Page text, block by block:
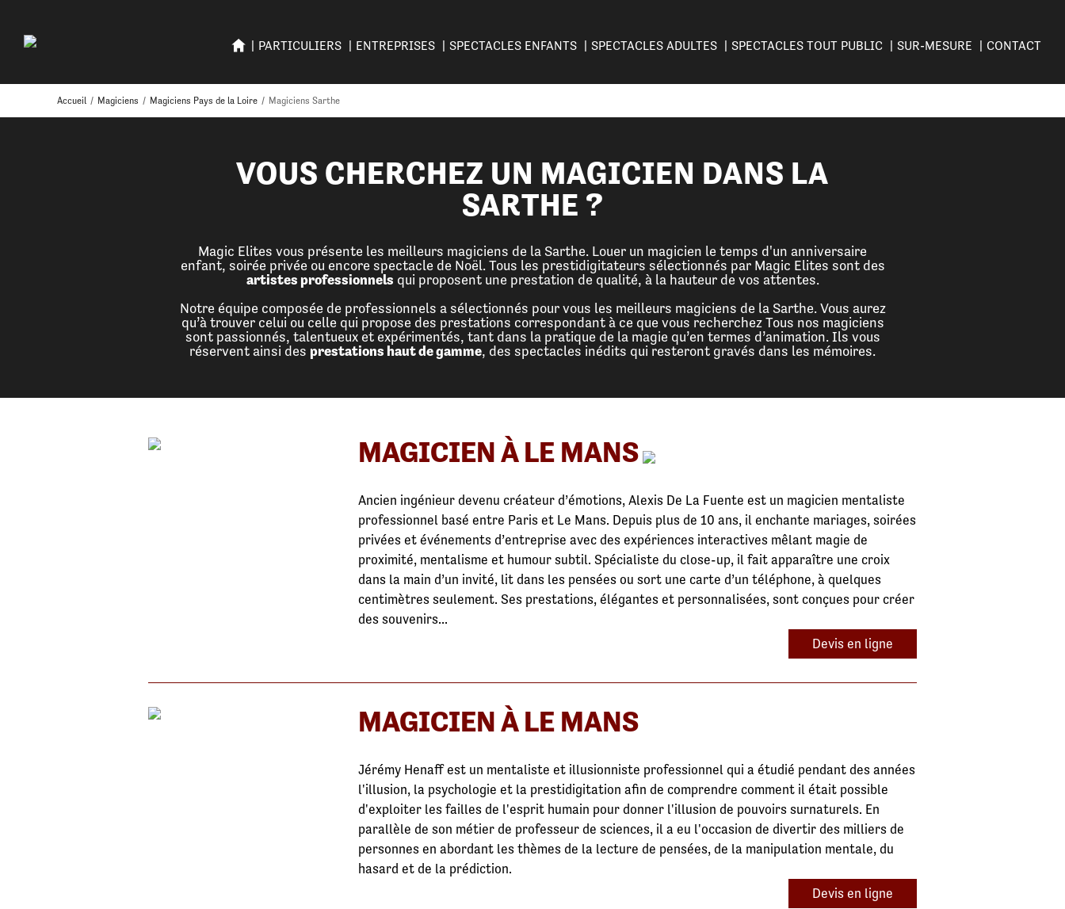
PARTICULIERS ENTREPRISES SPECTACLES ENFANTS SPECTACLES ADULTES SPECTACLES TOUT PUBLIC SUR-MESURE CONTACT
Accueil / Magiciens / Magiciens Pays de la Loire / Magiciens Sarthe
VOUS CHERCHEZ UN MAGICIEN DANS LA
SARTHE ?
Magic Elites vous présente les meilleurs magiciens de la Sarthe. Louer un magicien le temps d'un anniversaire
enfant, soirée privée ou encore spectacle de Noël. Tous les prestidigitateurs sélectionnés par Magic Elites sont des
artistes professionnels qui proposent une prestation de qualité, à la hauteur de vos attentes.
Notre équipe composée de professionnels a sélectionnés pour vous les meilleurs magiciens de la Sarthe. Vous aurez
qu’à trouver celui ou celle qui propose des prestations correspondant à ce que vous recherchez Tous nos magiciens
sont passionnés, talentueux et expérimentés, tant dans la pratique de la magie qu’en termes d’animation. Ils vous
réservent ainsi des prestations haut de gamme, des spectacles inédits qui resteront gravés dans les mémoires.
MAGICIEN À LE MANS
Ancien ingénieur devenu créateur d’émotions, Alexis De La Fuente est un magicien mentaliste
professionnel basé entre Paris et Le Mans. Depuis plus de 10 ans, il enchante mariages, soirées
privées et événements d’entreprise avec des expériences interactives mêlant magie de
proximité, mentalisme et humour subtil. Spécialiste du close-up, il fait apparaître une croix
dans la main d’un invité, lit dans les pensées ou sort une carte d’un téléphone, à quelques
centimètres seulement. Ses prestations, élégantes et personnalisées, sont conçues pour créer
des souvenirs...
Devis en ligne
MAGICIEN À LE MANS
Jérémy Henaff est un mentaliste et illusionniste professionnel qui a étudié pendant des années
l'illusion, la psychologie et la prestidigitation afin de comprendre comment il était possible
d'exploiter les failles de l'esprit humain pour donner l'illusion de pouvoirs surnaturels. En
parallèle de son métier de professeur de sciences, il a eu l'occasion de divertir des milliers de
personnes en abordant les thèmes de la lecture de pensées, de la manipulation mentale, du
hasard et de la prédiction. ​
Devis en ligne